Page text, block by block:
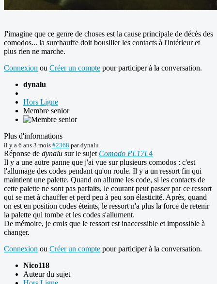
J'imagine que ce genre de choses est la cause principale de décès des
comodos... la surchauffe doit bousiller les contacts à l'intérieur et
plus rien ne marche.
Connexion ou Créer un compte pour participer à la conversation.
dynalu
Hors Ligne
Membre senior
Plus d'informations
il y a 6 ans 3 mois #2368 pardynalu
Réponse de dynalu sur le sujet Comodo PL17L4
Il y a une autre panne que j'ai vue sur plusieurs comodos : c'est
l'allumage des codes pendant qu'on roule. Il y a un ressort fin qui
maintient une palette. Quand on allume les code, si les contacts de
cette palette ne sont pas parfaits, le courant peut passer par ce ressort
qui se met à chauffer et perd peu à peu son élasticité. Après, quand
on est en position codes éteints, le ressort n'a plus la force de retenir
la palette qui tombe et les codes s'allument.
De mémoire, je crois que le ressort est inaccessible et impossible à
changer.
Connexion ou Créer un compte pour participer à la conversation.
Nico118
Auteur du sujet